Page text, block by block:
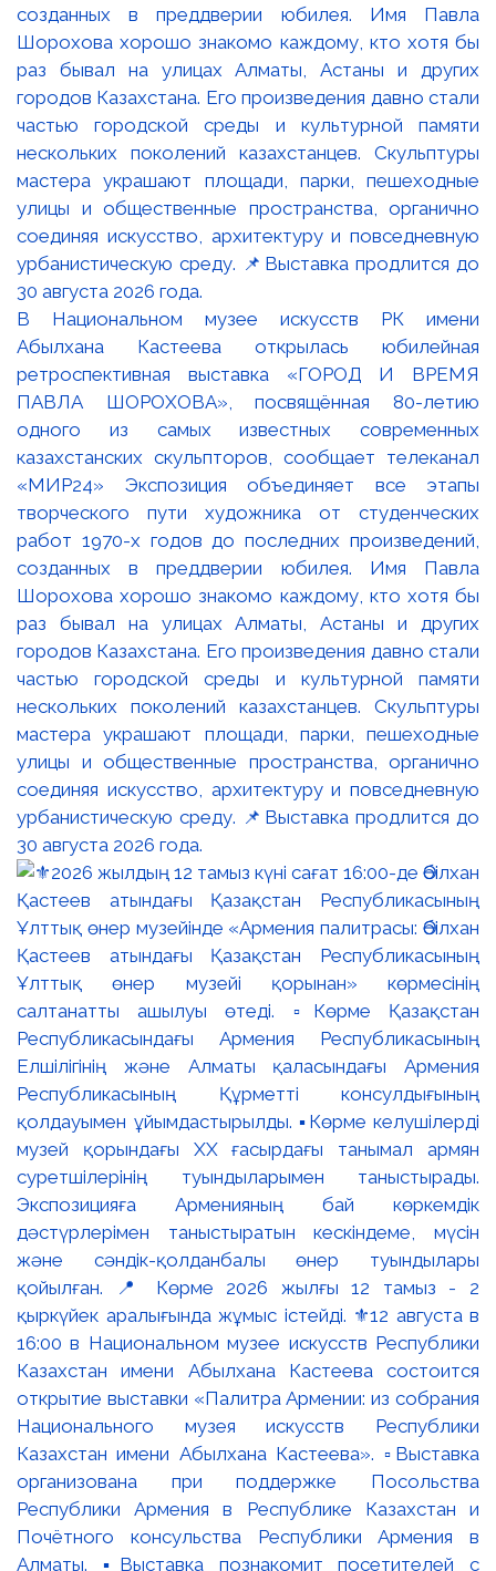
В Национальном музее искусств РК имени
Абылхана Кастеева открылась юбилейная
ретроспективная выставка «ГОРОД И ВРЕМЯ
ПАВЛА ШОРОХОВА», посвящённая 80-летию
одного из самых известных современных
казахстанских скульпторов, сообщает телеканал
«МИР24» Экспозиция объединяет все этапы
творческого пути художника от студенческих
работ 1970-х годов до последних произведений,
созданных в преддверии юбилея. Имя Павла
Шорохова хорошо знакомо каждому, кто хотя бы
раз бывал на улицах Алматы, Астаны и других
городов Казахстана. Его произведения давно стали
частью городской среды и культурной памяти
нескольких поколений казахстанцев. Скульптуры
мастера украшают площади, парки, пешеходные
улицы и общественные пространства, органично
соединяя искусство, архитектуру и повседневную
урбанистическую среду. 📌Выставка продлится до
30 августа 2026 года.